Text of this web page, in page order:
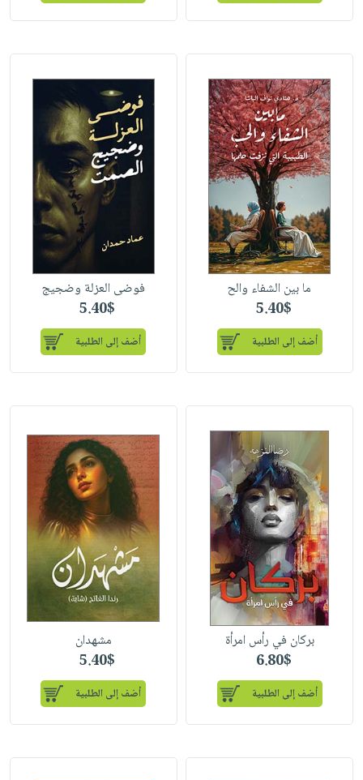
ما بين الشفاء والح
5.40$
أضف إلى الطلبية
فوضى العزلة وضجيج
5.40$
أضف إلى الطلبية
بركان في رأس امرأة
6.80$
أضف إلى الطلبية
مشهدان
5.40$
أضف إلى الطلبية